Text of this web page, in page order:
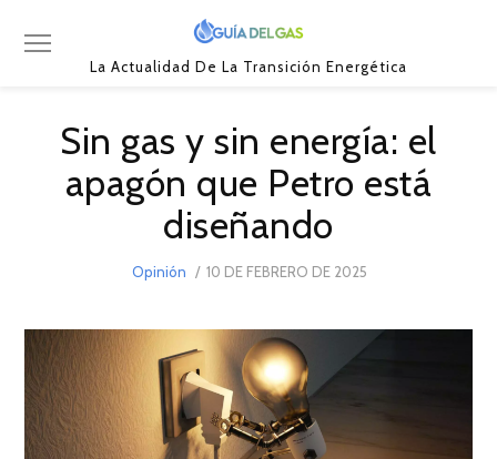
La Actualidad De La Transición Energética
Sin gas y sin energía: el
apagón que Petro está
diseñando
Opinión
POSTED
10 DE FEBRERO DE 2025
DE